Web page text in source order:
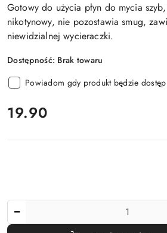
Gotowy do użycia płyn do mycia
nikotynowy, nie pozostawia smug,
niewidzialnej wycieraczki.
Dostępność: Brak towaru
Powiadom gdy produkt będzie
cena:
19.90